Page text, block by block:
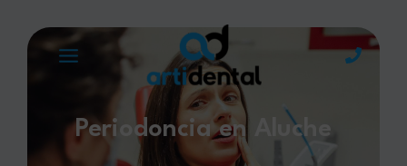
Periodoncia en Aluche